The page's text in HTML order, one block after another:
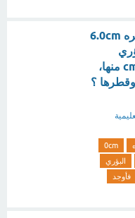
إذا وضع مصباح ضوئي قطره 6.0cm
13.0cm، وعلى بعد cm 60.0 منها،
؟
0cm
البؤري
فأوجد